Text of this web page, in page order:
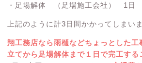
・足場解体 （足場施工会社） 1日
上記のように計3日間かかってしまい
翔工務店なら雨樋などちょっとした工
立てから足場解体まで１日で完工する